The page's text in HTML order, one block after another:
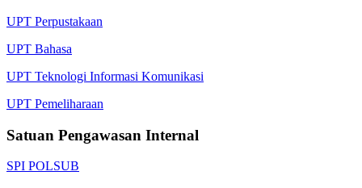
UPT Perpustakaan
UPT Bahasa
UPT Teknologi Informasi Komunikasi
UPT Pemeliharaan
Satuan Pengawasan Internal
SPI POLSUB